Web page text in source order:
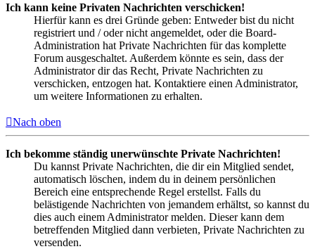
Ich kann keine Privaten Nachrichten verschicken!
Hierfür kann es drei Gründe geben: Entweder bist du nicht
registriert und / oder nicht angemeldet, oder die Board-
Administration hat Private Nachrichten für das komplette
Forum ausgeschaltet. Außerdem könnte es sein, dass der
Administrator dir das Recht, Private Nachrichten zu
verschicken, entzogen hat. Kontaktiere einen Administrator,
um weitere Informationen zu erhalten.
Nach oben
Ich bekomme ständig unerwünschte Private Nachrichten!
Du kannst Private Nachrichten, die dir ein Mitglied sendet,
automatisch löschen, indem du in deinem persönlichen
Bereich eine entsprechende Regel erstellst. Falls du
belästigende Nachrichten von jemandem erhältst, so kannst du
dies auch einem Administrator melden. Dieser kann dem
betreffenden Mitglied dann verbieten, Private Nachrichten zu
versenden.